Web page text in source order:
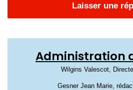
Laisser une
Administration
Wilgins Valescot,
Gesner Jean Marie,